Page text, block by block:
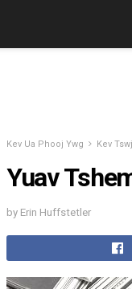
Kev Ua Phooj Ywg Kev
Yuav
by Erin Huffstetler